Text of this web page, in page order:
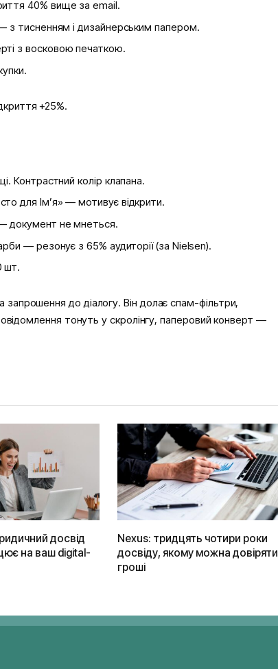
40% вище за email.
з тисненням і дизайнерським папером.
з восковою печаткою.
+25%.
Контрастний колір клапана.
для Ім’я» — мотивує відкрити.
документ не мнеться.
— резонує з 65% аудиторії (за Nielsen).
шт.
до діалогу. Він долає спам-фільтри,
тонуть у скролінгу, паперовий конверт —
досвід
на ваш digital-
Nexus: тридцять чотири роки
досвіду, якому можна довіряти
гроші